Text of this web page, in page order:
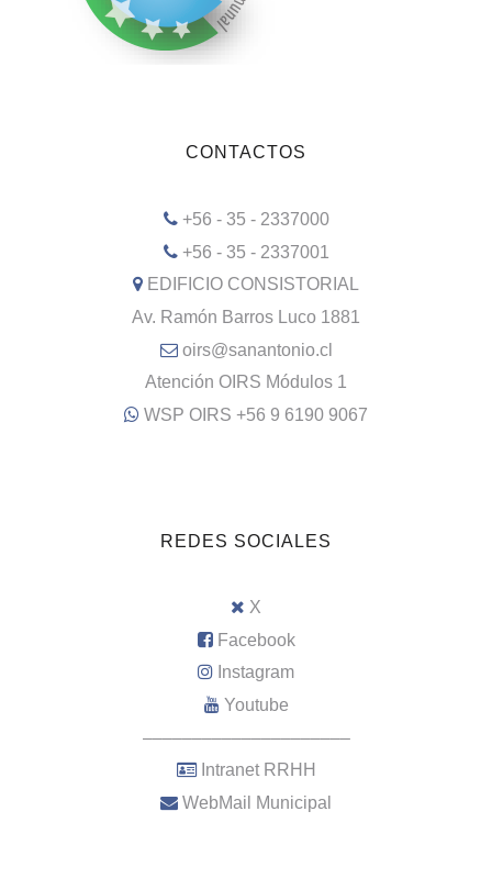
CONTACTOS
+56 - 35 - 2337000
+56 - 35 - 2337001
EDIFICIO CONSISTORIAL
Av. Ramón Barros Luco 1881
oirs@sanantonio.cl
Atención OIRS Módulos 1
WSP OIRS +56 9 6190 9067
REDES SOCIALES
X
Facebook
Instagram
Youtube
–––––––––––––––––––––
Intranet RRHH
WebMail Municipal